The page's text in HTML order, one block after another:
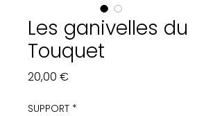
Les ganivelles du
Touquet
20,00 €Prix
SUPPORT *